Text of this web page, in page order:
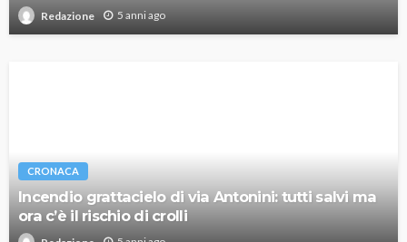
Redazione 5 anni ago
CRONACA
Incendio grattacielo di via Antonini: tutti salvi ma
ora c’è il rischio di crolli